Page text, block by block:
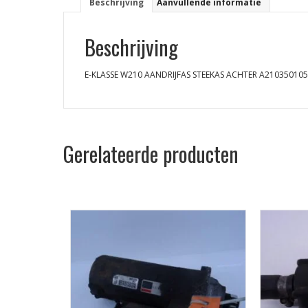
Beschrijving Aanvullende informatie
Beschrijving
E-KLASSE W210 AANDRIJFAS STEEKAS ACHTER
Gerelateerde producten